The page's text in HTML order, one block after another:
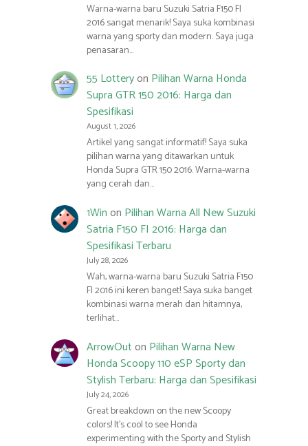
Warna-warna baru Suzuki Satria F150 FI
2016 sangat menarik! Saya suka kombinasi
warna yang sporty dan modern. Saya juga
penasaran…
55 Lotteryon Pilihan Warna Honda
Supra GTR 150 2016: Harga dan
Spesifikasi
August 1, 2026
Artikel yang sangat informatif! Saya suka
pilihan warna yang ditawarkan untuk
Honda Supra GTR 150 2016. Warna-warna
yang cerah dan…
1Winon Pilihan Warna All New Suzuki
Satria F150 FI 2016: Harga dan
Spesifikasi Terbaru
July 28, 2026
Wah, warna-warna baru Suzuki Satria F150
FI 2016 ini keren banget! Saya suka banget
kombinasi warna merah dan hitamnya,
terlihat…
ArrowOuton Pilihan Warna New
Honda Scoopy 110 eSP Sporty dan
Stylish Terbaru: Harga dan Spesifikasi
July 24, 2026
Great breakdown on the new Scoopy
colors! It’s cool to see Honda
experimenting with the Sporty and Stylish